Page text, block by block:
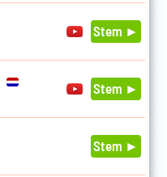
Stem ►
Stem ►
Stem ►